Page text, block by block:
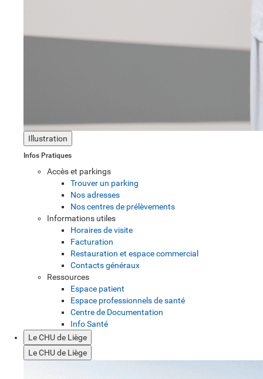
Illustration
Infos Pratiques
Accès et parkings
Trouver un parking
Nos adresses
Nos centres de prélèvements
Informations utiles
Horaires de visite
Facturation
Restauration et espace commercial
Contacts généraux
Ressources
Espace patient
Espace professionnels de santé
Centre de Documentation
Info Santé
Le CHU de Liège
Le CHU de Liège